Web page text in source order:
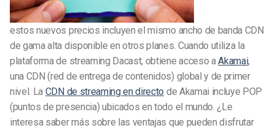
estos nuevos precios incluyen el mismo ancho de banda CDN
de gama alta disponible en otros planes. Cuando utiliza la
plataforma de streaming Dacast, obtiene acceso aAkamai,
una CDN (red de entrega de contenidos) global y de primer
nivel. La CDN de streaming en directo de Akamai incluye POP
(puntos de presencia) ubicados en todo el mundo. ¿Le
interesa saber más sobre las ventajas que pueden disfrutar